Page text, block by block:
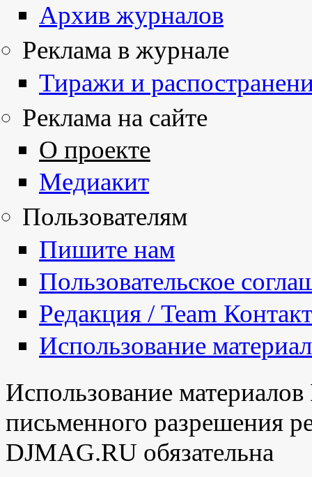
Архив журналов
Реклама в журнале
Тиражи и
Реклама на сайте
О проекте
Медиакит
Пользователям
Пишите нам
Пользовательское
Редакция / Team
Использование
Использование
письменного разрешения
DJMAG.RU обязательна